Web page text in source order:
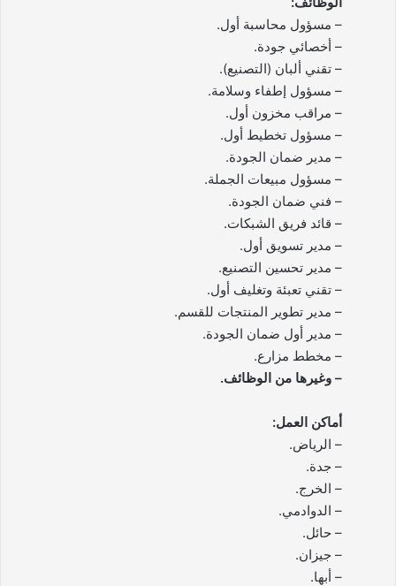
– مسؤول محاسبة أول.
– أخصائي جودة.
– تقني ألبان (التصنيع).
– مسؤول إطفاء وسلامة.
– مراقب مخزون أول.
– مسؤول تخطيط أول.
– مدير ضمان الجودة.
– مسؤول مبيعات الجملة.
– فني ضمان الجودة.
– قائد فريق الشبكات.
– مدير تسويق أول.
– مدير تحسين التصنيع.
– تقني تعبئة وتغليف أول.
– مدير تطوير المنتجات للقسم.
– مدير أول ضمان الجودة.
– مخطط مزارع.
– وغيرها من الوظائف.
أماكن العمل:
– الرياض.
– جدة.
– الخرج.
– الدوادمي.
– حائل.
– جيزان.
– أبها.